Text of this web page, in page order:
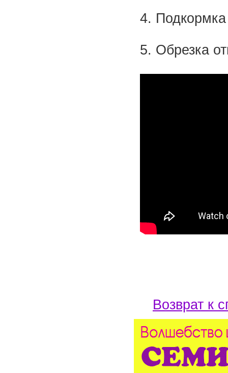
4.
5. Обрезка
Возврат к